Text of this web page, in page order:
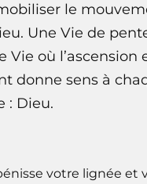
le
Une Vie de
Vie où
donne sens à
: Dieu.
votre lignée et